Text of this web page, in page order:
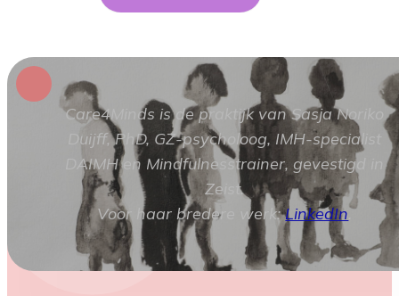
Care4Minds is de praktijk van Sasja Noriko
Duijff, PhD, GZ-psycholoog, IMH-specialist
DAIMH en Mindfulnesstrainer, gevestigd in
Zeist.
Voor haar bredere werk:LinkedIn.